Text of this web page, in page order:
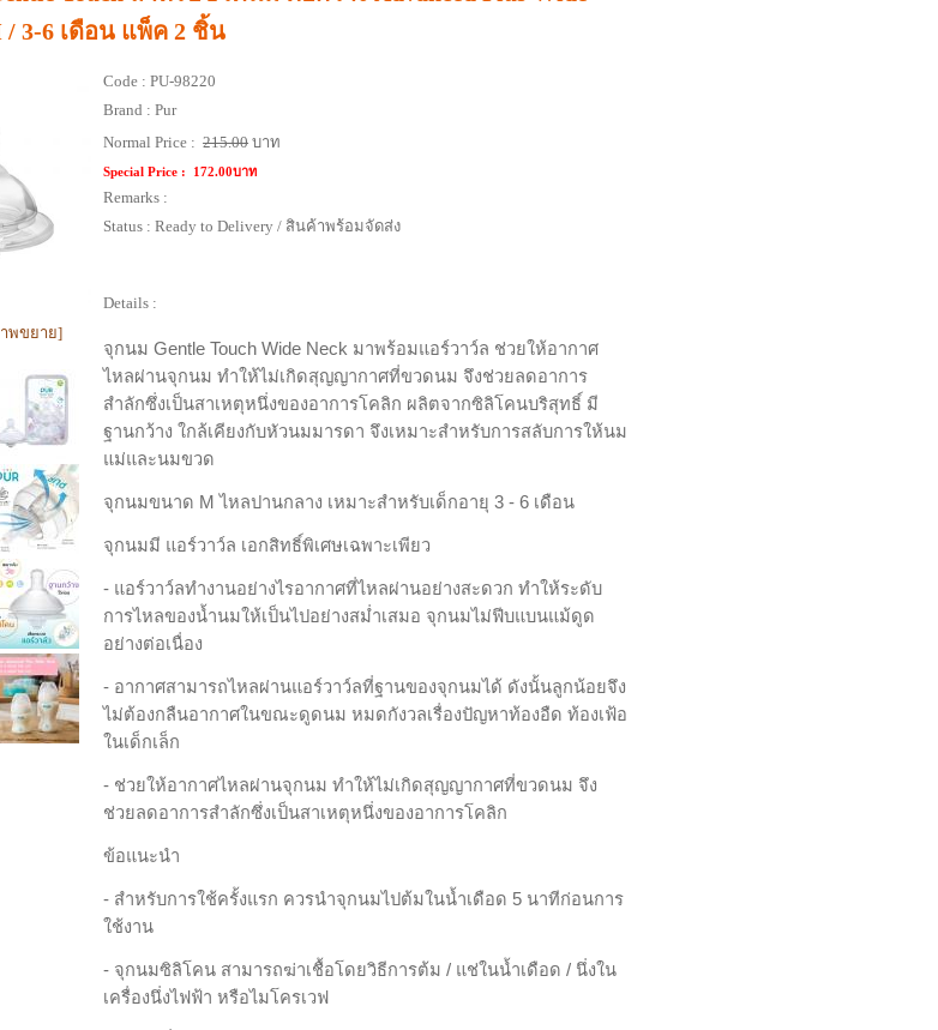
/ 3-6 เดือน แพ็ค 2 ชิ้น
พขยาย]
Code : PU-98220
Brand : Pur
Normal Price : 215.00 บาท
Special Price : 172.00บาท
Remarks :
Status : Ready to Delivery / สินค้าพร้อมจัดส่ง
Details :
จุกนม Gentle Touch Wide Neck มาพร้อมแอร์วาว์ล ช่วยให้อากาศ
ไหลผ่านจุกนม ทำให้ไม่เกิดสุญญากาศที่ขวดนม จึงช่วยลดอาการ
สำลักซึ่งเป็นสาเหตุหนึ่งของอาการโคลิก ผลิตจากซิลิโคนบริสุทธิ์ มี
ฐานกว้าง ใกล้เคียงกับหัวนมมารดา จึงเหมาะสำหรับการสลับการให้นม
แม่และนมขวด
จุกนมขนาด M ไหลปานกลาง เหมาะสำหรับเด็กอายุ 3 - 6 เดือน
จุกนมมี แอร์วาว์ล เอกสิทธิ์พิเศษเฉพาะเพียว
- แอร์วาว์ลทำงานอย่างไรอากาศที่ไหลผ่านอย่างสะดวก ทำให้ระดับ
การไหลของน้ำนมให้เป็นไปอย่างสม่ำเสมอ จุกนมไม่ฟีบแบนแม้ดูด
อย่างต่อเนื่อง
- อากาศสามารถไหลผ่านแอร์วาว์ลที่ฐานของจุกนมได้ ดังนั้นลูกน้อยจึง
ไม่ต้องกลืนอากาศในขณะดูดนม หมดกังวลเรื่องปัญหาท้องอืด ท้องเฟ้อ
ในเด็กเล็ก
- ช่วยให้อากาศไหลผ่านจุกนม ทำให้ไม่เกิดสุญญากาศที่ขวดนม จึง
ช่วยลดอาการสำลักซึ่งเป็นสาเหตุหนึ่งของอาการโคลิก
ข้อแนะนำ
- สำหรับการใช้ครั้งแรก ควรนำจุกนมไปต้มในน้ำเดือด 5 นาทีก่อนการ
ใช้งาน
- จุกนมซิลิโคน สามารถฆ่าเชื้อโดยวิธีการต้ม / แช่ในน้ำเดือด / นึ่งใน
เครื่องนึ่งไฟฟ้า หรือไมโครเวฟ